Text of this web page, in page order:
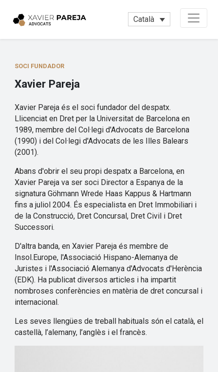
Català
SOCI FUNDADOR
Xavier Pareja
Xavier Pareja és el soci fundador del despatx.
Llicenciat en Dret per la Universitat de Barcelona en
1989, membre del Col·legi d'Advocats de Barcelona
(1990) i del Col·legi d'Advocats de les Illes Balears
(2001).
Abans d'obrir el seu propi despatx a Barcelona, en
Xavier Pareja va ser soci Director a Espanya de la
signatura Göhmann Wrede Haas Kappus & Hartmann
fins a juliol 2004. És especialista en Dret Immobiliari i
de la Construcció, Dret Concursal, Dret Civil i Dret
Successori.
D'altra banda, en Xavier Pareja és membre de
Insol.Europe, l'Associació Hispano-Alemanya de
Juristes i l'Associació Alemanya d'Advocats d'Herència
(EDK). Ha publicat diversos articles i ha impartit
nombroses conferències en matèria de dret concursal i
internacional.
Les seves llengües de treball habituals són el català, el
castellà, l’alemany, l’anglès i el francès.